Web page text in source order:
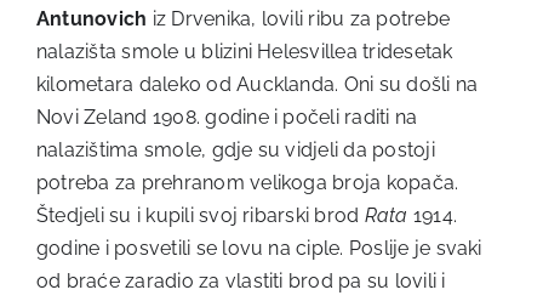
Antunovich iz Drvenika, lovili ribu za potrebe
nalazišta smole u blizini Helesvillea tridesetak
kilometara daleko od Aucklanda. Oni su došli na
Novi Zeland 1908. godine i počeli raditi na
nalazištima smole, gdje su vidjeli da postoji
potreba za prehranom velikoga broja kopača.
Štedjeli su i kupili svoj ribarski brod Rata 1914.
godine i posvetili se lovu na ciple. Poslije je svaki
od braće zaradio za vlastiti brod pa su lovili i